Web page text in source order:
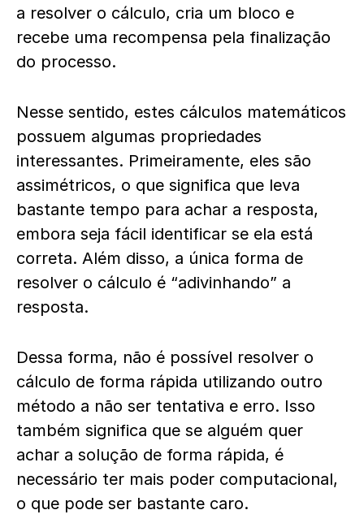
a resolver o cálculo, cria um bloco e
recebe uma recompensa pela finalização
do processo.
Nesse sentido, estes cálculos matemáticos
possuem algumas propriedades
interessantes. Primeiramente, eles são
assimétricos, o que significa que leva
bastante tempo para achar a resposta,
embora seja fácil identificar se ela está
correta. Além disso, a única forma de
resolver o cálculo é “adivinhando” a
resposta.
Dessa forma, não é possível resolver o
cálculo de forma rápida utilizando outro
método a não ser tentativa e erro. Isso
também significa que se alguém quer
achar a solução de forma rápida, é
necessário ter mais poder computacional,
o que pode ser bastante caro.